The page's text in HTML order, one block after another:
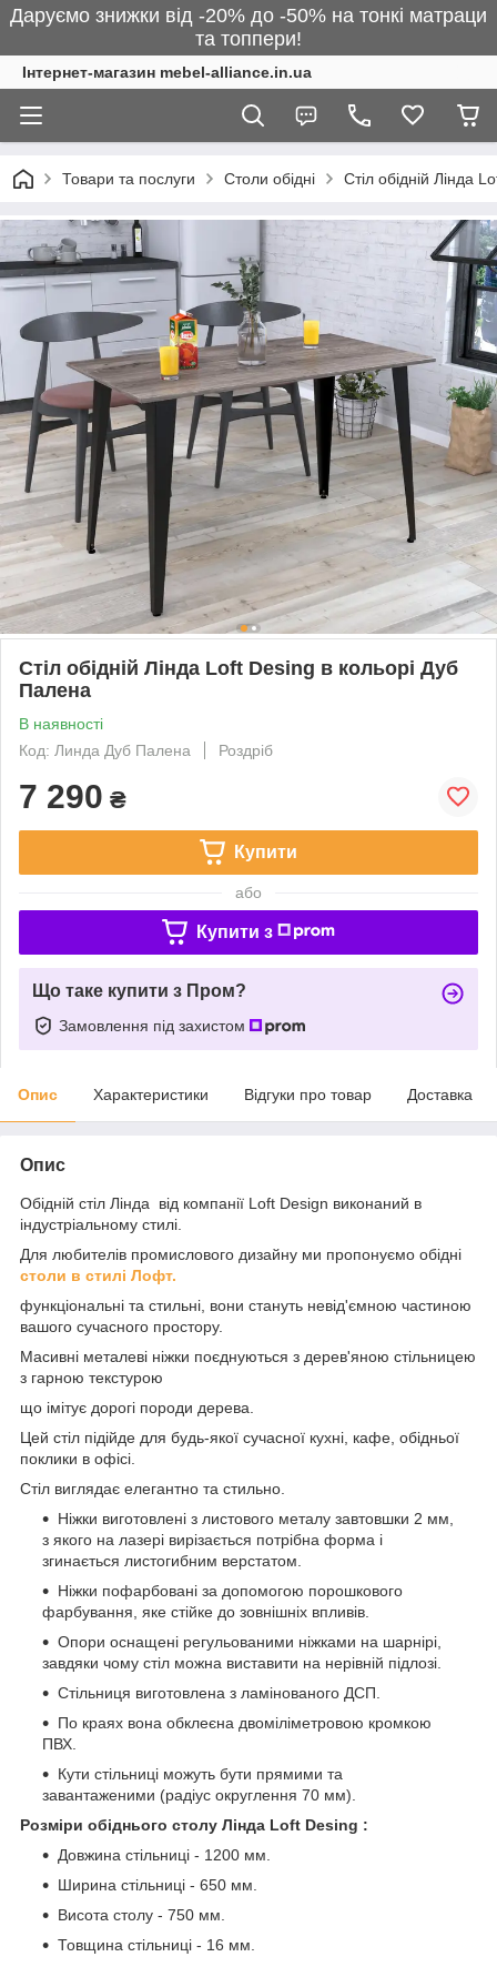
Даруємо знижки від -20% до -50% на тонкі матраци
та топпери!
Інтернет-магазин mebel-alliance.in.ua
Товари та послуги Столи обідні Стіл обідній Лінда
Стіл обідній Лінда Loft Desing в кольорі Дуб
Палена
В наявності
Код: Линда Дуб Палена
Роздріб
7 290 ₴
Купити
або
Купити з
Що таке купити з Пром?
Замовлення під захистом
Опис Характеристики Відгуки про товар Доставка
Опис
Обідній стіл Лінда від компанії Loft Design виконаний в
індустріальному стилі.
Для любителів промислового дизайну ми пропонуємо обідні
столи в стилі Лофт.
функціональні та стильні, вони стануть невід'ємною частиною
вашого сучасного простору.
Масивні металеві ніжки поєднуються з дерев'яною стільницею
з гарною текстурою
що імітує дорогі породи дерева.
Цей стіл підійде для будь-якої сучасної кухні, кафе, обідньої
поклики в офісі.
Стіл виглядає елегантно та стильно.
Ніжки виготовлені з листового металу завтовшки 2 мм,
з якого на лазері вирізається потрібна форма і
згинається листогибним верстатом.
Ніжки пофарбовані за допомогою порошкового
фарбування, яке стійке до зовнішніх впливів.
Опори оснащені регульованими ніжками на шарнірі,
завдяки чому стіл можна виставити на нерівній підлозі.
Стільниця виготовлена з ламінованого ДСП.
По краях вона обклеєна двоміліметровою кромкою
ПВХ.
Кути стільниці можуть бути прямими та
завантаженими (радіус округлення 70 мм).
Розміри обіднього столу Лінда Loft Desing :
Довжина стільниці - 1200 мм.
Ширина стільниці - 650 мм.
Висота столу - 750 мм.
Товщина стільниці - 16 мм.